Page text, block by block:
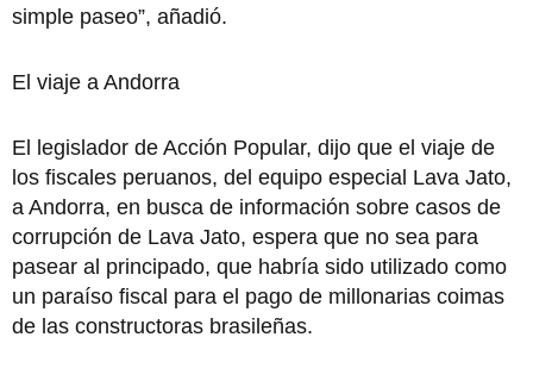
simple paseo”, añadió.
El viaje a Andorra
El legislador de Acción Popular, dijo que el viaje de
los fiscales peruanos, del equipo especial Lava Jato,
a Andorra, en busca de información sobre casos de
corrupción de Lava Jato, espera que no sea para
pasear al principado, que habría sido utilizado como
un paraíso fiscal para el pago de millonarias coimas
de las constructoras brasileñas.